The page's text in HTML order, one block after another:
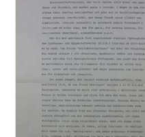
teman